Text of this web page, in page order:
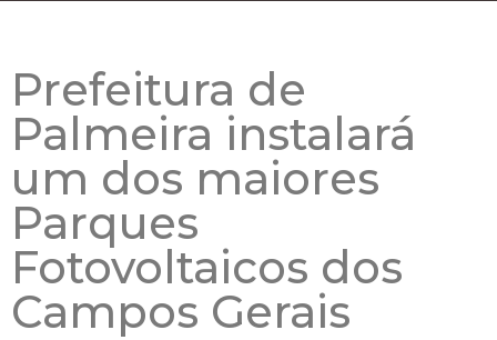
Prefeitura de
Palmeira instalará
um dos maiores
Parques
Fotovoltaicos dos
Campos Gerais